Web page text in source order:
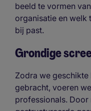
beeld te vormen
organisatie en welk
bij past.
Grondige
Zodra we
gebracht, voeren
professionals.